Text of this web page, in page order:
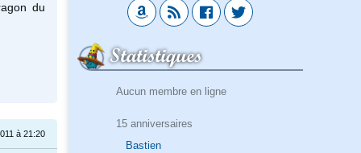
Statistiques
Aucun membre en ligne
15 anniversaires
Bastien
du
à 21:20